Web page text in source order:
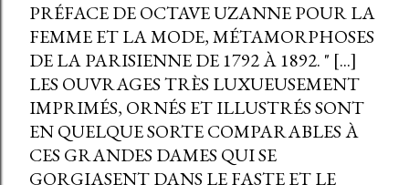
PRÉFACE DE OCTAVE UZANNE POUR LA
FEMME ET LA MODE, MÉTAMORPHOSES
DE LA PARISIENNE DE 1792 À 1892. " [...]
LES OUVRAGES TRÈS LUXUEUSEMENT
IMPRIMÉS, ORNÉS ET ILLUSTRÉS SONT
EN QUELQUE SORTE COMPARABLES À
CES GRANDES DAMES QUI SE
GORGIASENT DANS LE FASTE ET LE